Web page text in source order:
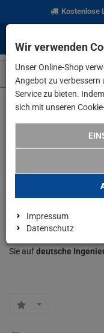
Kostenlose
Unser
Marke
Ob grüne Home-&
Bosch liefertinnovative
Sie aufdeutsche
Wir verwenden
Unser Online-Shop
Angebot zu verbessern
Service zu bieten.
sich mit unseren
Impressum
Datenschutz